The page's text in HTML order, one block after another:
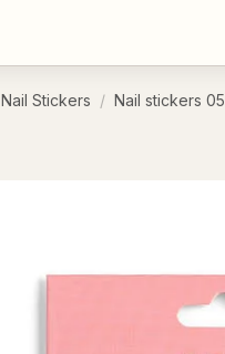
Nail Stickers Nail stickers 05